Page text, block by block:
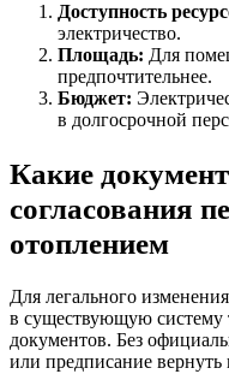
Доступность
электричество.
Площадь: Для
предпочтительнее.
Бюджет:
в долгосрочной
Какие
согласования
отоплением
Для легального
в существующую систему
документов. Без
или предписание